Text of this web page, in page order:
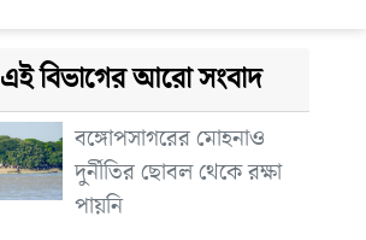
এই বিভাগের আরো সংবাদ
বঙ্গোপসাগরের মোহনাও
দুর্নীতির ছোবল থেকে রক্ষা
পায়নি